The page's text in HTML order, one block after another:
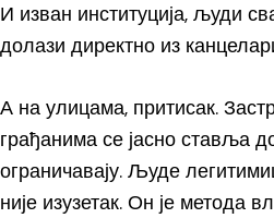
И изван институција, људи
долази директно из
А на улицама, притисак.
грађанима се јасно ставља
ограничавају. Људе
није изузетак. Он је метода